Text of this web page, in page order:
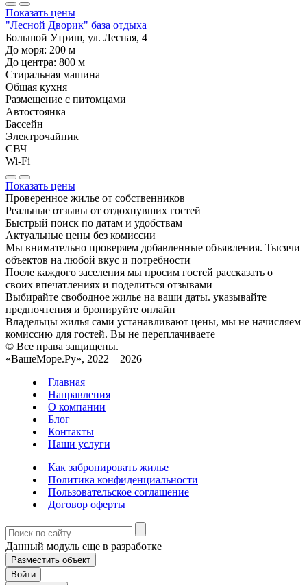
Показать цены
"Лесной Дворик" база отдыха
Большой Утриш, ул. Лесная, 4
До моря: 200 м
До центра: 800 м
Стиральная машина
Общая кухня
Размещение с питомцами
Автостоянка
Бассейн
Электрочайник
СВЧ
Wi-Fi
Показать цены
Проверенное жилье от собственников
Реальные отзывы от отдохнувших гостей
Быстрый поиск по датам и удобствам
Актуальные цены без комиссии
Мы внимательно проверяем добавленные объявления. Тысячи
объектов на любой вкус и потребности
После каждого заселения мы просим гостей рассказать о
своих впечатлениях и поделиться отзывами
Выбирайте свободное жилье на ваши даты. указывайте
предпочтения и бронируйте онлайн
Владельцы жилья сами устанавливают цены, мы не начисляем
комиссию для гостей. Вы не переплачиваете
© Все права защищены.
«ВашеМоре.Ру», 2022—2026
Главная
Направления
О компании
Блог
Контакты
Наши услуги
Как забронировать жилье
Политика конфиденциальности
Пользовательское соглашение
Договор оферты
Данный модуль еще в разработке
Разместить объект
Войти